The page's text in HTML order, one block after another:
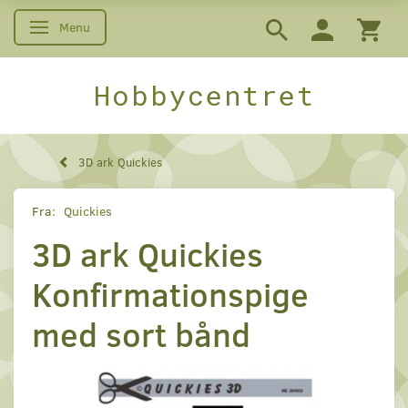
Skifte navigation
Menu
Hobbycentret
3D ark Quickies
Fra: Quickies
3D ark Quickies
Konfirmationspige
med sort bånd